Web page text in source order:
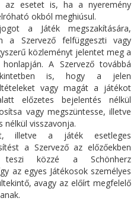
az esetet is, ha a nyeremény
okból meghiúsul.
a Játék megszakítására,
a Szervező felfüggeszti vagy
közleményt jelentet meg a
A Szervező továbbá
is, hogy a jelen
vagy magát a játékot
előzetes bejelentés nélkül
vagy megszüntesse, illetve
visszavonja.
illetve a játék esetleges
a Szervező az előzőekben
teszi közzé a Schönherz
az egyes Játékosok személyes
avagy az előírt megfelelő